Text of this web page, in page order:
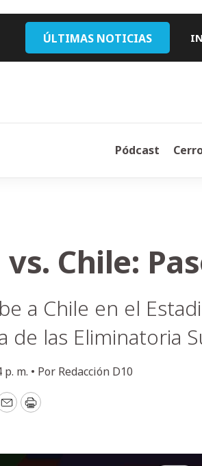
ÚLTIMAS NOTICIAS
Pódcast
Chile:
a Chile en el
de las Eliminatoria
m. • Por Redacción D10
EmailPrint